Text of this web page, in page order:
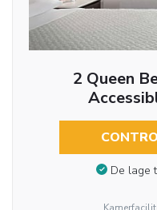
2 Queen
De lage